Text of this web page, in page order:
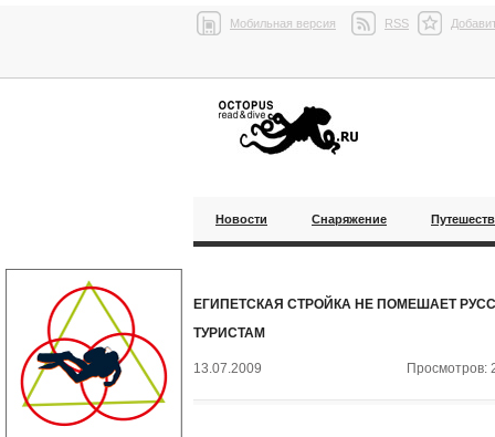
Мобильная версия RSS
Новости Снаряжение
ЕГИПЕТСКАЯ СТРОЙКА НЕ ПОМЕШАЕТ
ТУРИСТАМ
13.07.2009 Просмотров: